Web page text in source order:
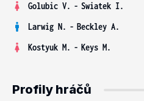
Golubic V. - Swiatek I.
Larwig N. - Beckley A.
Kostyuk M. - Keys M.
Profily hráčů